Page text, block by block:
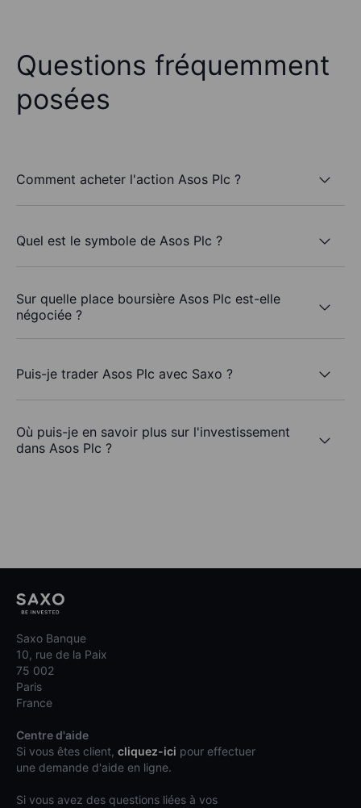
Questions fréquemment
posées
Comment acheter l'action Asos Plc ?
Quel est le symbole de Asos Plc ?
Sur quelle place boursière Asos Plc est-elle
négociée ?
Puis-je trader Asos Plc avec Saxo ?
Où puis-je en savoir plus sur l'investissement
dans Asos Plc ?
Saxo Banque
10, rue de la Paix
75 002
Paris
France
Centre d'aide
Si vous êtes client, cliquez-ici pour effectuer
une demande d'aide en ligne.
Si vous avez des questions liées à vos